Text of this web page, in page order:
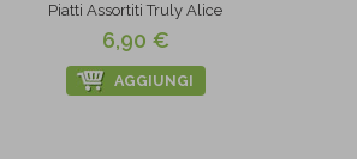
Piatti Assortiti Truly Alice
6,90 €
AGGIUNGI